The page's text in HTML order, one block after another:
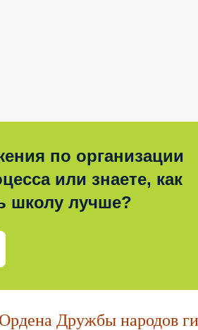
по организации
или знаете, как
школу лучше?
Дружбы народов